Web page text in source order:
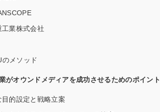
工業株式会社
のメソッド
がオウンドメディアを成功させるためのポイント
目的設定と戦略立案